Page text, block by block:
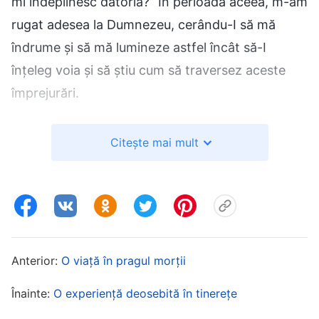
rugat adesea la Dumnezeu, cerându-I să mă
îndrume și să mă lumineze astfel încât să-I
înțeleg voia și să știu cum să traversez aceste
împrejurări.
temporar, lucrează în noi o greutate veșnică de
dintre voi nu a înțeles adevărata lor
însemnătate. Astăzi, sunteți profund conștienți
Citește mai mult
Anterior: O viață în pragul morții
Înainte: O experiență deosebită în tinerețe